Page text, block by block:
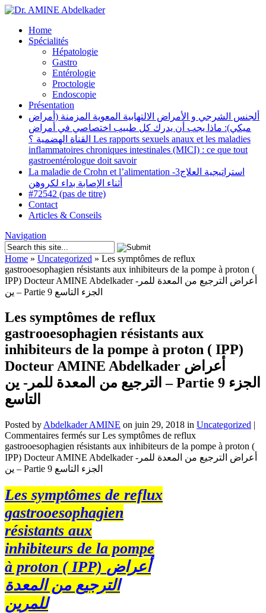
Home
Spécialités
Hépatologie
Gastro
Entérologie
Proctologie
Endoscopie
Présentation
ألجنس الشرجي و الأمراض الالتهابية المعوية المزمنة (أمراض
ميكي): ماذا يجب أن يدرك كل طبيب اختصاصي في أمراض
القناة الهضمية ؟ Les rapports sexuels anaux et les maladies
inflammatoires chroniques intestinales (MICI) : ce que tout
gastroentérologue doit savoir
La maladie de Crohn et l’alimentation -3استراتيجية العلاج
أثناء الإصابة بداء لكروهن
#72542 (pas de titre)
Contact
Articles & Conseils
Navigation
Home » Uncategorized » Les symptômes de reflux
gastrooesophagien résistants aux inhibiteurs de la pompe à proton (
IPP) Docteur AMINE Abdelkader أعراض الترجيع من المعدة للمر-
ين – Partie 9 الجزء التاسع
Les symptômes de reflux
gastrooesophagien résistants aux
inhibiteurs de la pompe à proton ( IPP)
Docteur AMINE Abdelkader أعراض
الترجيع من المعدة للمر- ين – Partie 9 الجزء
التاسع
Posted by Abdelkader AMINE on juin 29, 2018 in Uncategorized |
Commentaires fermés sur Les symptômes de reflux
gastrooesophagien résistants aux inhibiteurs de la pompe à proton (
IPP) Docteur AMINE Abdelkader أعراض الترجيع من المعدة للمر-
ين – Partie 9 الجزء التاسع
Les symptômes de reflux
gastrooesophagien
résistants aux
inhibiteurs de la pompe
à proton ( IPP) أعراض
الترجيع من المعدة
للمرين